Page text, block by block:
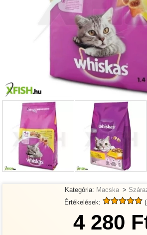
Kategória: Macska >
Értékelések:
4 280